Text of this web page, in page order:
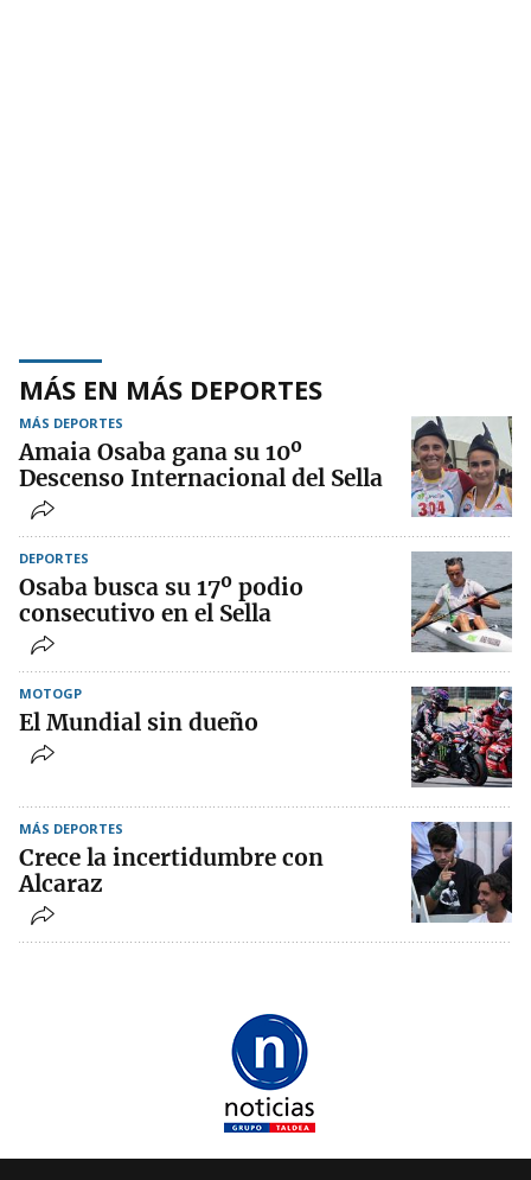
MÁS EN MÁS DEPORTES
MÁS DEPORTES
Amaia Osaba gana su 10º
Descenso Internacional del Sella
DEPORTES
Osaba busca su 17º podio
consecutivo en el Sella
MOTOGP
El Mundial sin dueño
MÁS DEPORTES
Crece la incertidumbre con
Alcaraz